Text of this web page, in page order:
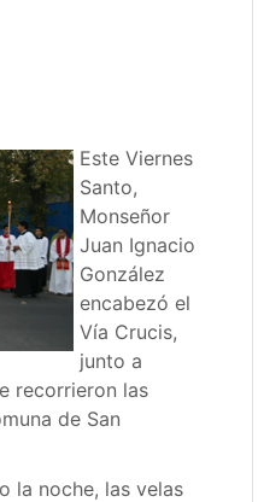
Este Viernes
Santo,
Monseñor
Juan Ignacio
González
encabezó el
Vía Crucis,
junto a
recorrieron las
de San
la noche, las velas